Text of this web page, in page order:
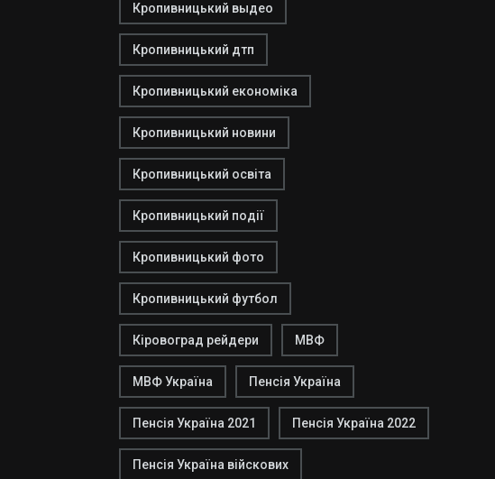
Кропивницький выдео
Кропивницький дтп
Кропивницький економіка
Кропивницький новини
Кропивницький освіта
Кропивницький події
Кропивницький фото
Кропивницький футбол
Кіровоград рейдери МВФ
МВФ Україна Пенсія Україна
Пенсія Україна 2021 Пенсія Україна 2022
Пенсія Україна війскових